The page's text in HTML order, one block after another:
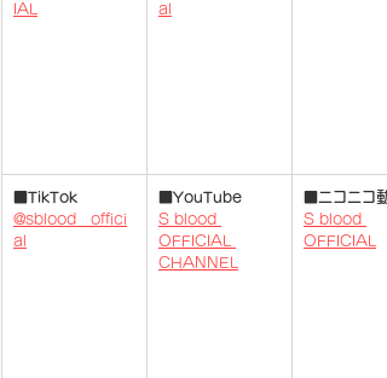
IAL
al
■TikTok
@sblood__offici
al
■YouTube
S blood
OFFICIAL
CHANNEL
■ニコニコ動
S blood
OFFICIAL